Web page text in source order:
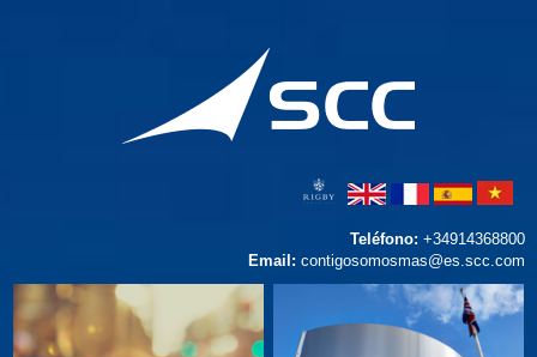
Teléfono: +34914368800
Email: contigosomosmas@es.scc.com